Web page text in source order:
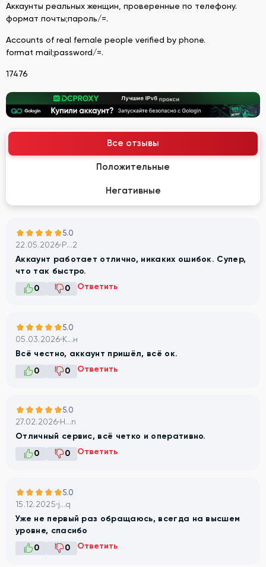
Аккаунты реальных женщин, проверенные по телефону.
формат почты;пароль/=.
Accounts of real female people verified by phone.
format mail;password/=.
17476
Все отзывы
Положительные
Негативные
5.0
22.05.2026 P...2
Аккаунт работает отлично, никаких ошибок. Супер,
что так быстро.
0
0 Ответить
5.0
05.03.2026 К...н
Всё честно, аккаунт пришёл, всё ок.
0
0 Ответить
5.0
27.02.2026 H...n
Отличный сервис, всё четко и оперативно.
0
0 Ответить
5.0
15.12.2025 j...q
Уже не первый раз обращаюсь, всегда на высшем
уровне, спасибо
0
0 Ответить